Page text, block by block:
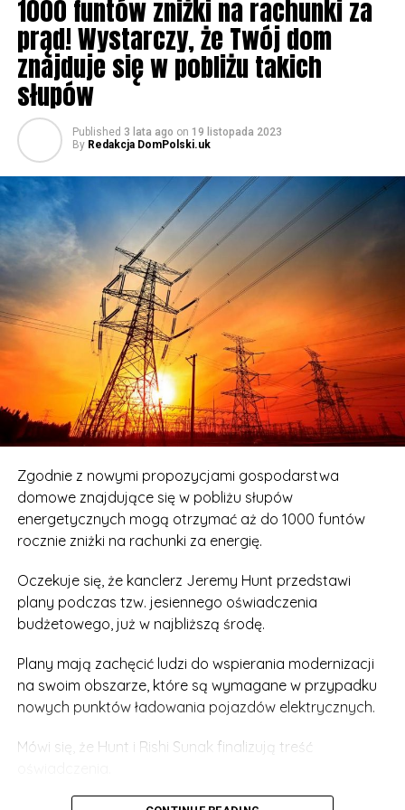
1000 funtów zniżki na rachunki za
prąd! Wystarczy, że Twój dom
znajduje się w pobliżu takich
słupów
Published 3 lata ago on 19 listopada 2023
By Redakcja DomPolski.uk
Zgodnie z nowymi propozycjami gospodarstwa
domowe znajdujące się w pobliżu słupów
energetycznych mogą otrzymać aż do 1000 funtów
rocznie zniżki na rachunki za energię.
Oczekuje się, że kanclerz Jeremy Hunt przedstawi
plany podczas tzw. jesiennego oświadczenia
budżetowego, już w najbliższą środę.
Plany mają zachęcić ludzi do wspierania modernizacji
na swoim obszarze, które są wymagane w przypadku
nowych punktów ładowania pojazdów elektrycznych.
Mówi się, że Hunt i Rishi Sunak finalizują treść